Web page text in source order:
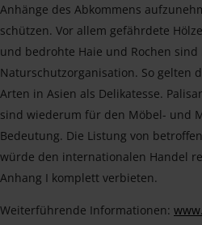
Anhänge des Abkommens
schützen. Vor allem gefährdete
und bedrohte Haie und Rochen sind
Naturschutzorganisation. So gelten
Arten in Asien als Delikatesse.
sind wiederum für den Möbel- und
Bedeutung. Die Listung von
würde den internationalen Handel
Anhang I komplett verbieten.
Weiterführende Informationen: